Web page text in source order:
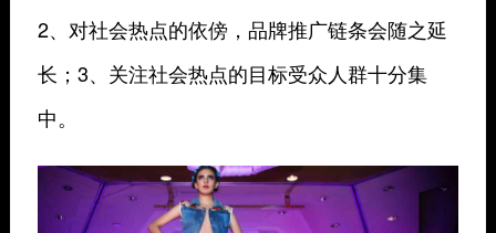
2、对社会热点的依傍，品牌推广链条会随之延
长；3、关注社会热点的目标受众人群十分集
中。